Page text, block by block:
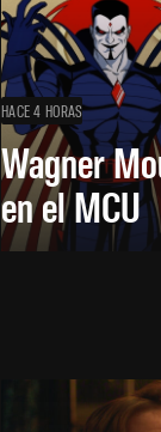
HACE 4 HORAS
Wagner
en el MCU